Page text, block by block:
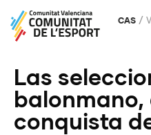
CAS
Las
balonmano,
conquista